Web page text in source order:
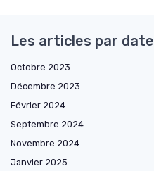
Les articles par date
Octobre 2023
Décembre 2023
Février 2024
Septembre 2024
Novembre 2024
Janvier 2025